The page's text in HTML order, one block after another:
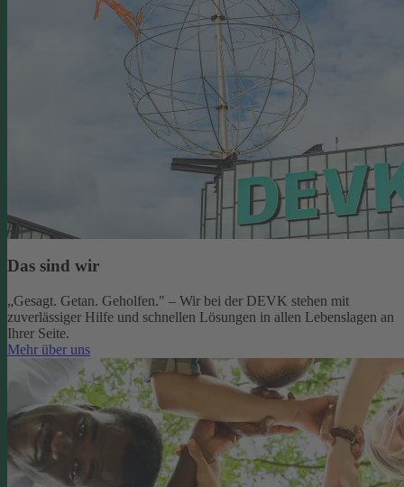
Das sind wir
„Gesagt. Getan. Geholfen." – Wir bei der DEVK stehen mit
zuverlässiger Hilfe und schnellen Lösungen in allen Lebenslagen an
Ihrer Seite.
Mehr über uns